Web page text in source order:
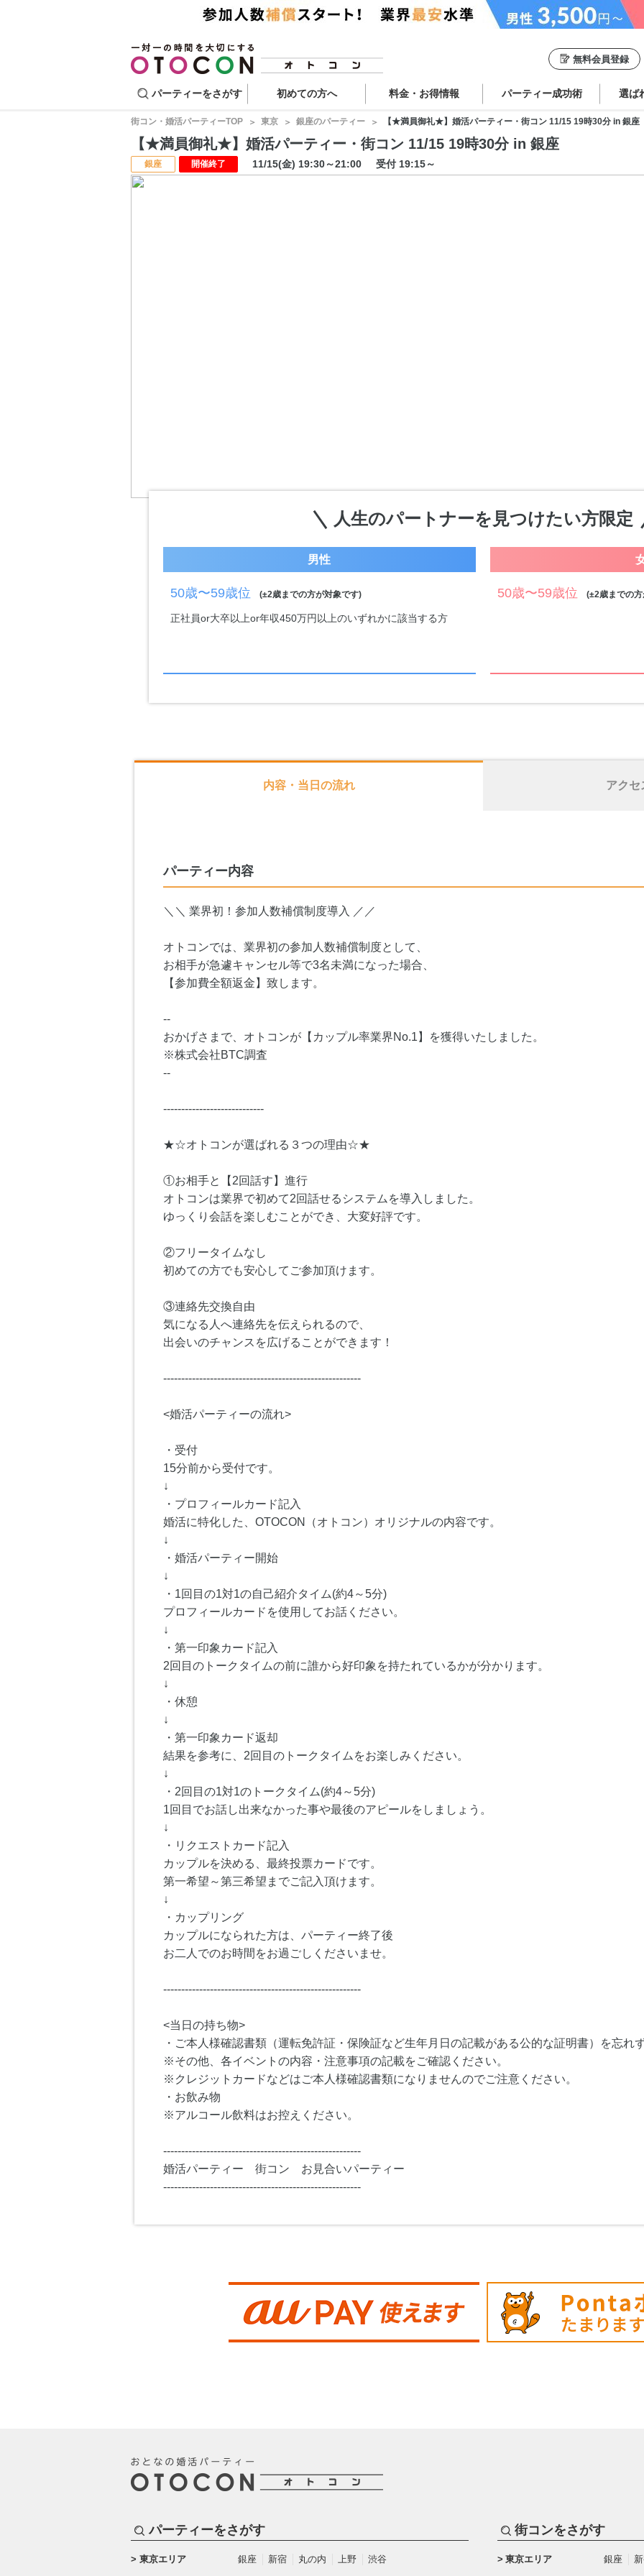
無料会員登録
パーティーをさがす 初めての方へ 料金・お得情報 パーティー成功術 選ば
街コン・婚活パーティーTOP 東京 銀座のパーティー 【★満員御礼★】婚活パーティー・街コン 11/15 19時30分 in 銀座
【★満員御礼★】婚活パーティー・街コン 11/15 19時30分 in 銀座
銀座 開催終了 11/15(金) 19:30～21:00 受付 19:15～
人生のパートナーを見つけたい方限定
男性
50歳〜59歳位 (±2歳までの方が対象です)
正社員or大卒以上or年収450万円以上のいずれかに該当する方
50歳〜59歳位 (±2歳までの方
内容・当日の流れ アクセ
パーティー内容
＼＼ 業界初！参加人数補償制度導入 ／／
オトコンでは、業界初の参加人数補償制度として、
お相手が急遽キャンセル等で3名未満になった場合、
【参加費全額返金】致します。
--
おかげさまで、オトコンが【カップル率業界No.1】を獲得いたしました。
※株式会社BTC調査
--
----------------------------
★☆オトコンが選ばれる３つの理由☆★
①お相手と【2回話す】進行
オトコンは業界で初めて2回話せるシステムを導入しました。
ゆっくり会話を楽しむことができ、大変好評です。
②フリータイムなし
初めての方でも安心してご参加頂けます。
③連絡先交換自由
気になる人へ連絡先を伝えられるので、
出会いのチャンスを広げることができます！
-------------------------------------------------------
<婚活パーティーの流れ>
・受付
15分前から受付です。
↓
・プロフィールカード記入
婚活に特化した、OTOCON（オトコン）オリジナルの内容です。
↓
・婚活パーティー開始
↓
・1回目の1対1の自己紹介タイム(約4～5分)
プロフィールカードを使用してお話ください。
↓
・第一印象カード記入
2回目のトークタイムの前に誰から好印象を持たれているかが分かります。
↓
・休憩
↓
・第一印象カード返却
結果を参考に、2回目のトークタイムをお楽しみください。
↓
・2回目の1対1のトークタイム(約4～5分)
1回目でお話し出来なかった事や最後のアピールをしましょう。
↓
・リクエストカード記入
カップルを決める、最終投票カードです。
第一希望～第三希望までご記入頂けます。
↓
・カップリング
カップルになられた方は、パーティー終了後
お二人でのお時間をお過ごしくださいませ。
-------------------------------------------------------
<当日の持ち物>
・ご本人様確認書類（運転免許証・保険証など生年月日の記載がある公的な証明書）を忘れ
※その他、各イベントの内容・注意事項の記載をご確認ください。
※クレジットカードなどはご本人様確認書類になりませんのでご注意ください。
・お飲み物
※アルコール飲料はお控えください。
-------------------------------------------------------
婚活パーティー 街コン お見合いパーティー
-------------------------------------------------------
パーティーをさがす
東京エリア 銀座 新宿 丸の内 上野 渋谷
街コンをさがす
東京エリア 銀座